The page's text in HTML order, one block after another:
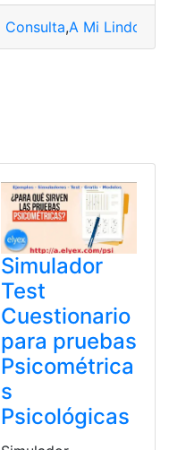
Consulta,A Mi Lindo
Simulador
Test
Cuestionario
para pruebas
Psicométrica
s
Psicológicas